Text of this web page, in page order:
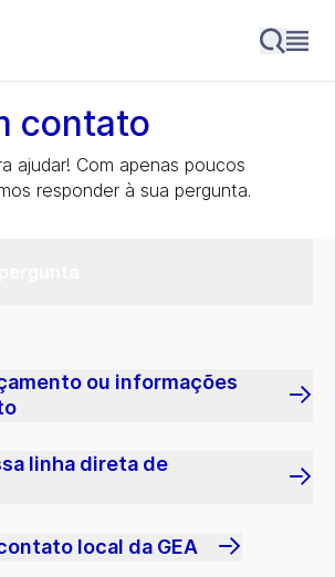
contato
ajudar! Com apenas poucos
responder à sua pergunta.
ou informações
linha direta de
local da GEA